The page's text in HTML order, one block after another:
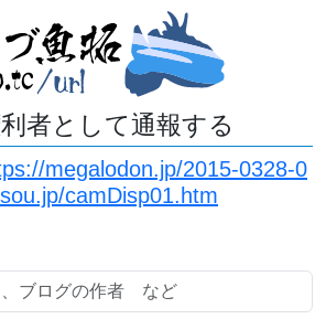
者として通報する
megalodon.jp/2015-0328-0
camDisp01.htm